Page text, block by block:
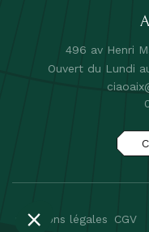
496 av Henri
Ouvert du Lundi
mentions légales CGV